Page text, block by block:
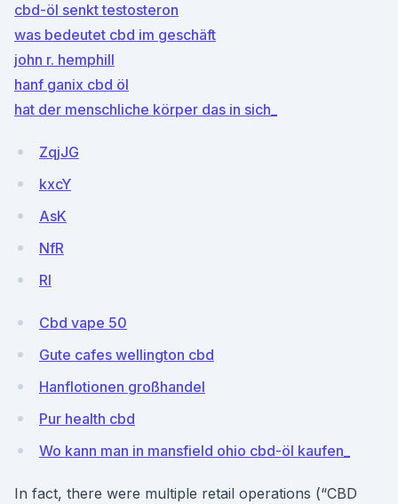
cbd-öl senkt testosteron
was bedeutet cbd im geschäft
john r. hemphill
hanf ganix cbd öl
hat der menschliche körper das in sich_
ZqjJG
kxcY
AsK
NfR
Rl
Cbd vape 50
Gute cafes wellington cbd
Hanflotionen großhandel
Pur health cbd
Wo kann man in mansfield ohio cbd-öl kaufen_
In fact, there were multiple retail operations (“CBD